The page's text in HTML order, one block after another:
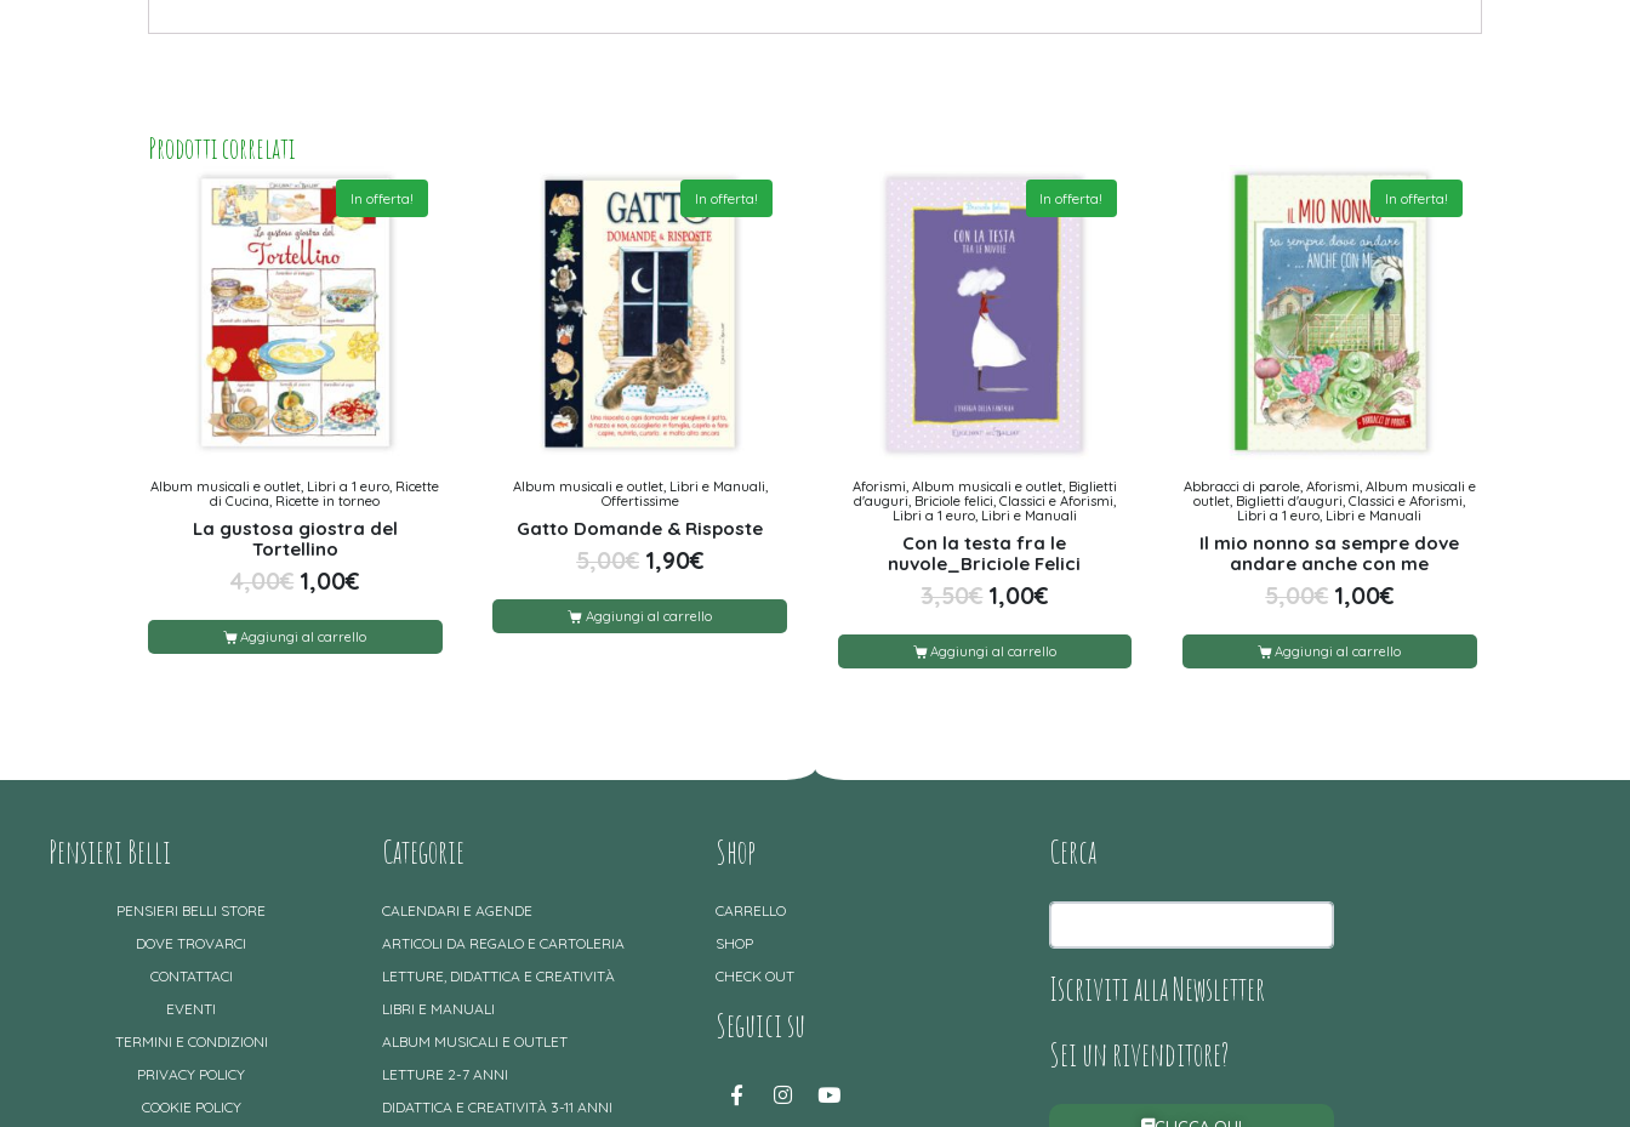
Prodotti correlati
In offerta!
Album musicali e outlet, Libri a 1 euro, Ricette
di Cucina, Ricette in torneo
La gustosa giostra del
Tortellino
4,00€ 1,00€
Aggiungi al carrello
In offerta!
Album musicali e outlet, Libri e Manuali,
Offertissime
Gatto Domande & Risposte
5,00€ 1,90€
Aggiungi al carrello
In offerta!
Aforismi, Album musicali e outlet, Biglietti
d'auguri, Briciole felici, Classici e Aforismi,
Libri a 1 euro, Libri e Manuali
Con la testa fra le
nuvole_Briciole Felici
3,50€ 1,00€
Aggiungi al carrello
In offerta!
Abbracci di parole, Aforismi, Album musicali e
outlet, Biglietti d'auguri, Classici e Aforismi,
Libri a 1 euro, Libri e Manuali
Il mio nonno sa sempre dove
andare anche con me
5,00€ 1,00€
Aggiungi al carrello
Pensieri Belli
PENSIERI BELLI STORE
DOVE TROVARCI
CONTATTACI
EVENTI
TERMINI E CONDIZIONI
PRIVACY POLICY
COOKIE POLICY
Categorie
CALENDARI E AGENDE
ARTICOLI DA REGALO E CARTOLERIA
LETTURE, DIDATTICA E CREATIVITÀ
LIBRI E MANUALI
ALBUM MUSICALI E OUTLET
LETTURE 2-7 ANNI
DIDATTICA E CREATIVITÀ 3-11 ANNI
Shop
CARRELLO
SHOP
CHECK OUT
Seguici su
Cerca
Iscriviti alla Newsletter
Sei un rivenditore?